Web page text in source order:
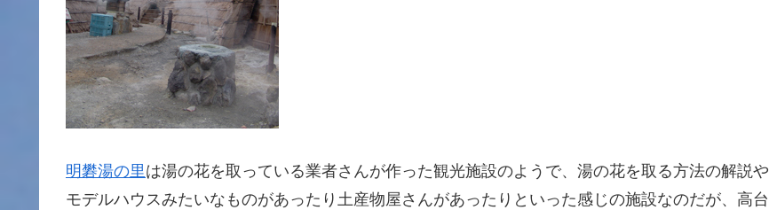
明礬湯の里は湯の花を取っている業者さんが作った観光施設のようで、湯の花を取る方法の解説や
モデルハウスみたいなものがあったり土産物屋さんがあったりといった感じの施設なのだが、高台